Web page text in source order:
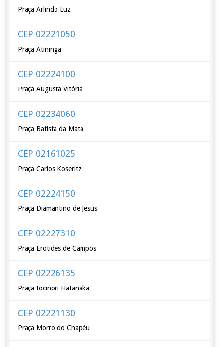
Praça Arlindo Luz
CEP 02221050
Praça Atininga
CEP 02224100
Praça Augusta Vitória
CEP 02234060
Praça Batista da Mata
CEP 02161025
Praça Carlos Koseritz
CEP 02224150
Praça Diamantino de Jesus
CEP 02227310
Praça Erotides de Campos
CEP 02226135
Praça Iocinori Hatanaka
CEP 02221130
Praça Morro do Chapéu